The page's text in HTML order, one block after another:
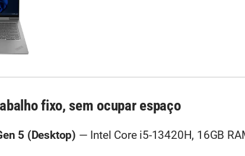
fixo, sem ocupar espaço
5 (Desktop) — Intel Core i5-13420H, 16GB